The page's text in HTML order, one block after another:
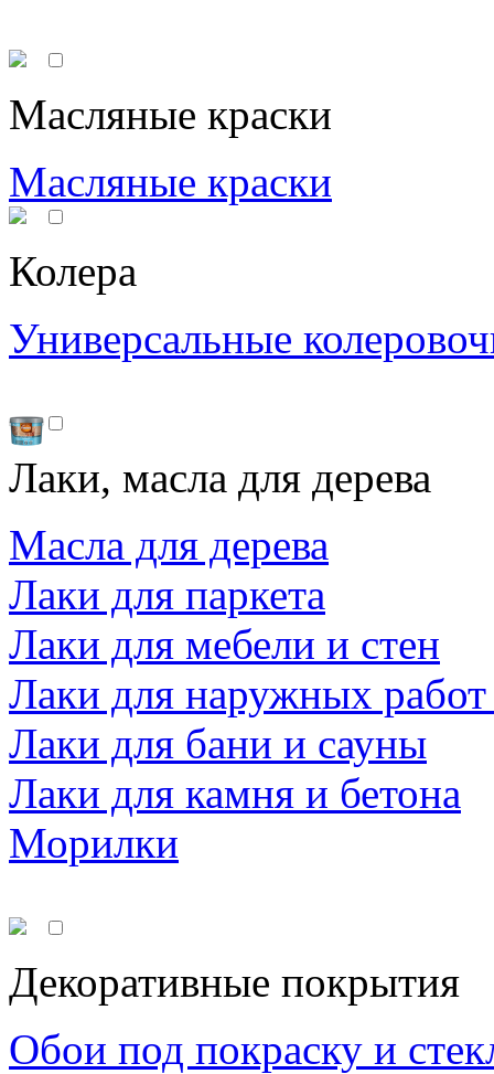
Масляные краски
Масляные краски
Колера
Универсальные
Лаки, масла для дерева
Масла для дерева
Лаки для паркета
Лаки для мебели и стен
Лаки для наружных
Лаки для бани и сауны
Лаки для камня и бетона
Морилки
Декоративные покрытия
Обои под покраску и